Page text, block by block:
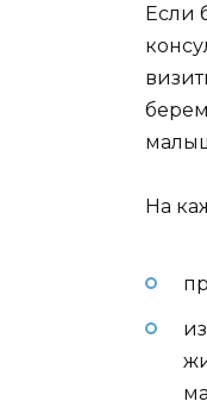
Если
На